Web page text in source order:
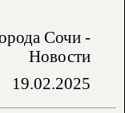
Сочи -
Новости
19.02.2025